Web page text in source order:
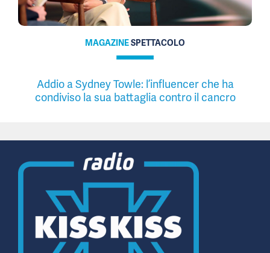
MAGAZINESPETTACOLO
Addio a Sydney Towle: l’influencer che ha
condiviso la sua battaglia contro il cancro